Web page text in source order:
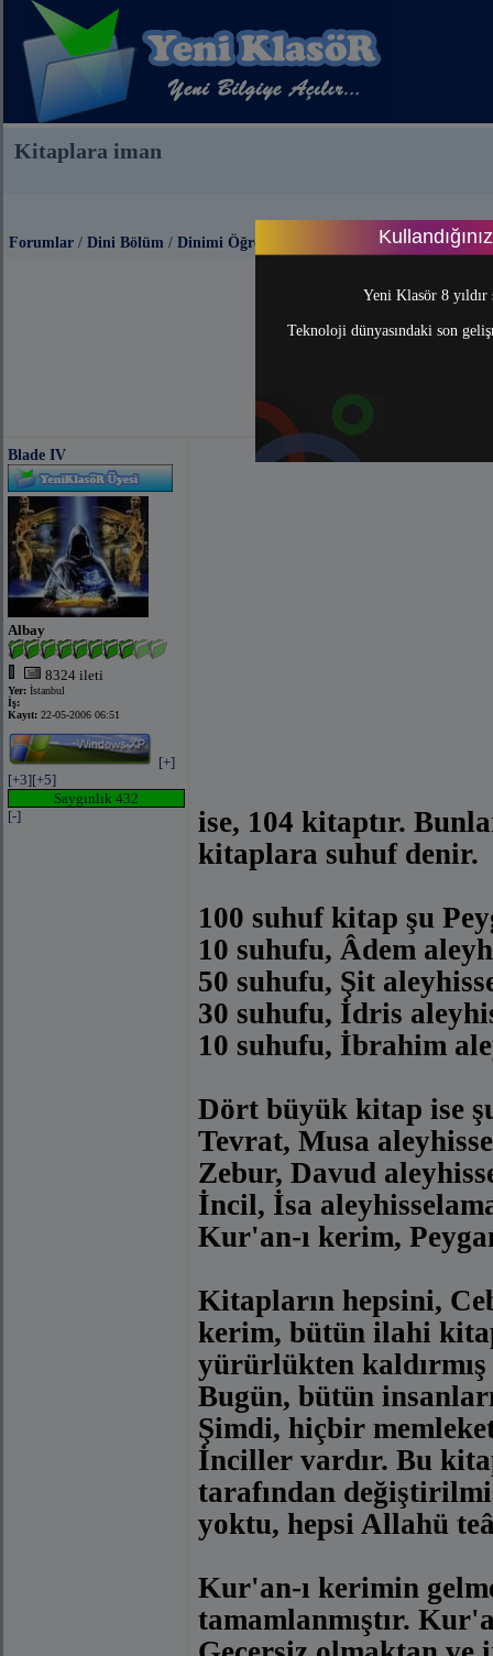
Yeni Klasör 8
Teknoloji dünyasındaki son
Kitaplara iman
Forumlar / Dini Bölüm / Dinimi Öğreniyorum
Blade IV
Albay
8324 ileti
Yer: İstanbul
İş:
Kayıt: 22-05-2006 06:51
[+]
[+3][+5]
Saygınlık 432
[-]
ise, 104 kitaptır.
kitaplara suhuf denir.
100 suhuf kitap şu
10 suhufu, Âdem
50 suhufu, Şit
30 suhufu, İdris
10 suhufu, İbrahim
Dört büyük kitap ise
Tevrat, Musa
Zebur, Davud
İncil, İsa
Kur'an-ı kerim,
Kitapların hepsini,
kerim, bütün ilahi
yürürlükten
Bugün, bütün
Şimdi, hiçbir
İnciller vardır. Bu
tarafından
yoktu, hepsi Allahü
Kur'an-ı kerimin
tamamlanmıştır.